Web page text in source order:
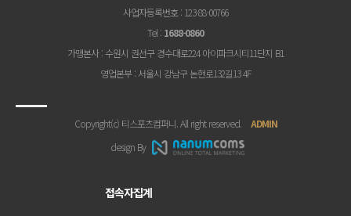
사업자등록번호 : 123-88-00766
Tel : 1688-0860
가맹본사: 수원시 권선구 경수대로224 아이파크시티11단지 B1
영업본부: 서울시 강남구 논현로132길13 4F
Copyright(c) 티스포츠컴퍼니. All right reserved. ADMIN
design By
접속자집계